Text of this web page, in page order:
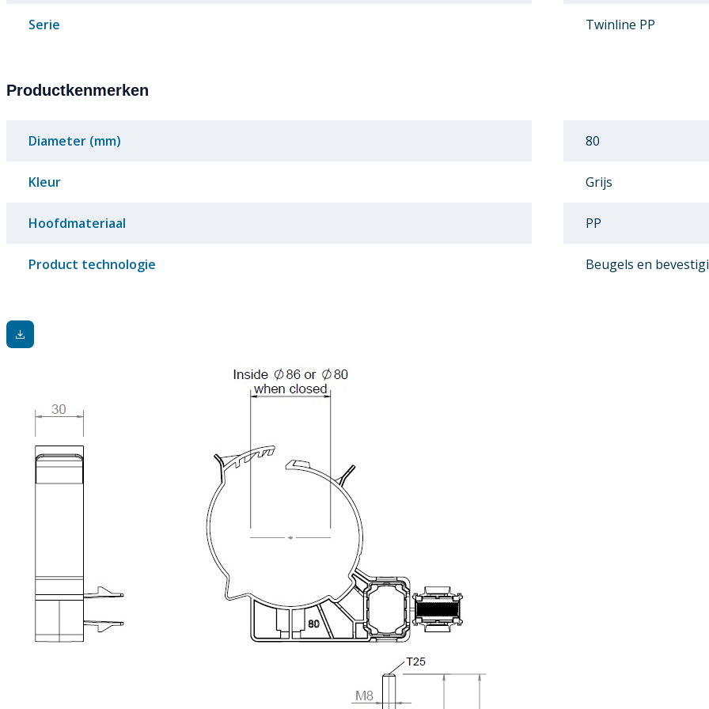
Serie Twinline PP
Productkenmerken
Diameter (mm) 80
Kleur Grijs
Hoofdmateriaal PP
Product technologie Beugels en